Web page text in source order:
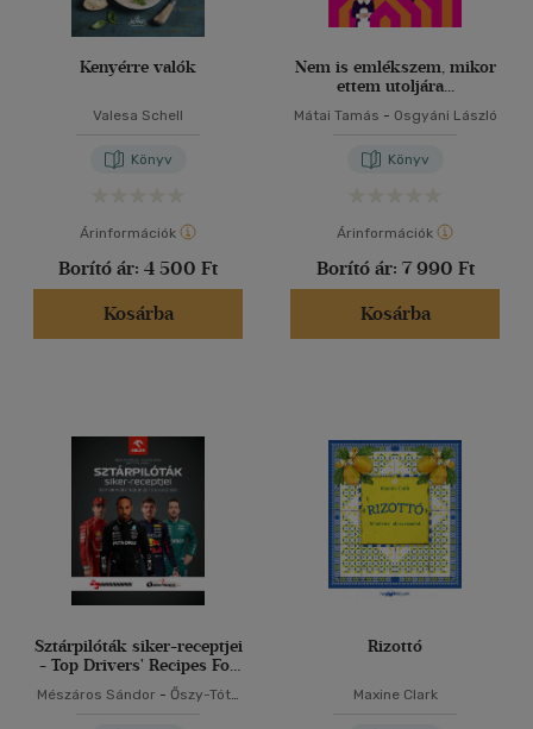
Kenyérre valók
Valesa Schell
Könyv
Árinformációk
Borító ár: 4 500 Ft
Kosárba
Nem is emlékszem, mikor
ettem utoljára...
Mátai Tamás - Osgyáni László
Könyv
Árinformációk
Borító ár: 7 990 Ft
Kosárba
Sztárpilóták siker-receptjei
- Top Drivers' Recipes For
Mészáros Sándor - Őszy-Tóth
Rizottó
Maxine Clark